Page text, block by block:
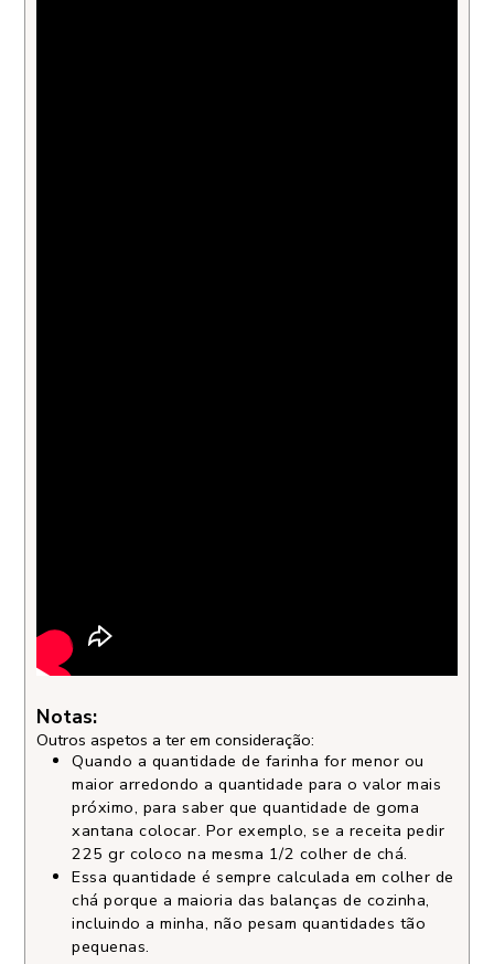
Notas:
Outros aspetos a ter em consideração:
Quando a quantidade de farinha for menor ou
maior arredondo a quantidade para o valor mais
próximo, para saber que quantidade de goma
xantana colocar. Por exemplo, se a receita pedir
225 gr coloco na mesma 1/2 colher de chá.
Essa quantidade é sempre calculada em colher de
chá porque a maioria das balanças de cozinha,
incluindo a minha, não pesam quantidades tão
pequenas.